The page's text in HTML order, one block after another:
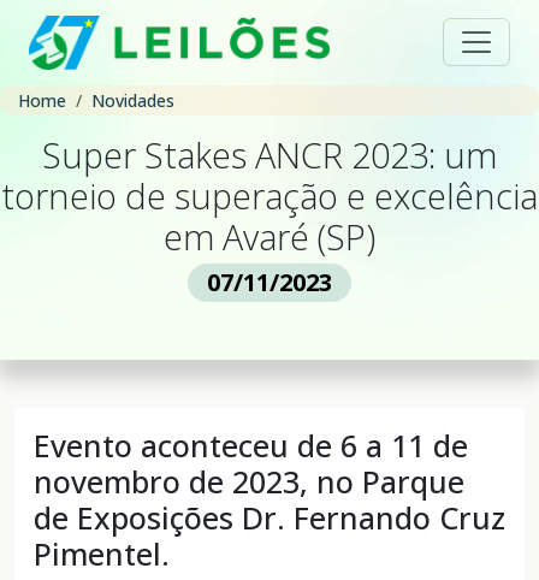
Home Novidades
Super Stakes ANCR 2023: um
torneio de superação e excelência
em Avaré (SP)
07/11/2023
Evento aconteceu de 6 a 11 de
novembro de 2023, no Parque
de Exposições Dr. Fernando Cruz
Pimentel.